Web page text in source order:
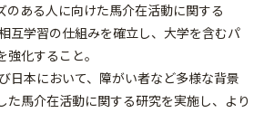
のある人に向けた馬介在活動に関する
互学習の仕組みを確立し、大学を含むパ
化すること。
日本において、障がい者など多様な背景
た馬介在活動に関する研究を実施し、より